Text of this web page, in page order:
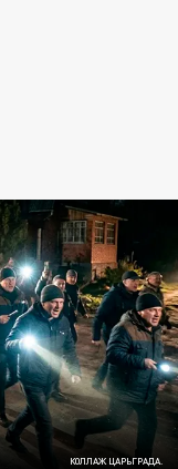
КОЛЛАЖ ЦАРЬГРАДА.